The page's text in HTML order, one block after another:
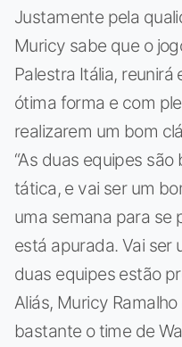
Justamente pela
Muricy sabe que o
Palestra Itália,
ótima forma e com
realizarem um bom
“As duas equipes
tática, e vai ser um
uma semana para se
está apurada. Vai ser
duas equipes estão
Aliás, Muricy
bastante o time de